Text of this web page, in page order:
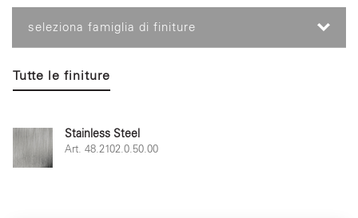
seleziona famiglia di finiture
Tutte le finiture
Stainless Steel
Art. 48.2102.0.50.00